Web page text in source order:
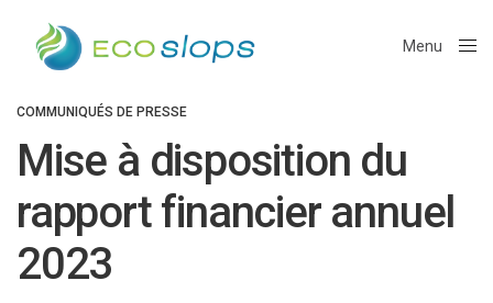
Menu
COMMUNIQUÉS DE PRESSE
Mise à disposition du
rapport financier annuel
2023